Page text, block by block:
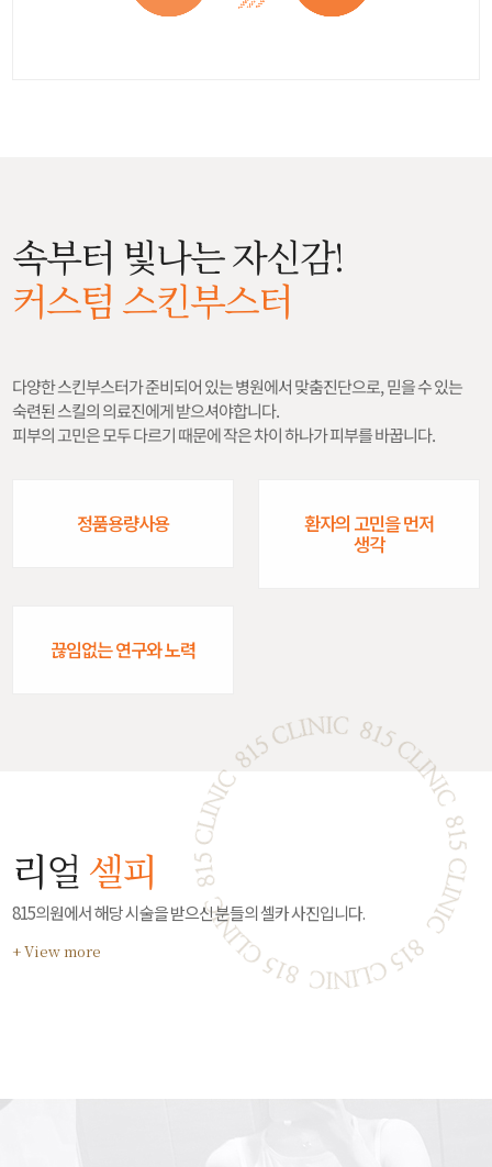
속부터 빛나는 자신감!
커스텀 스킨부스터
다양한 스킨부스터가 준비되어 있는 병원에서 맞춤진단으로, 믿을 수 있는
숙련된 스킬의 의료진에게 받으셔야합니다.
피부의 고민은 모두 다르기 때문에 작은 차이 하나가 피부를 바꿉니다.
정품용량사용 환자의 고민을 먼저
생각
끊임없는 연구와 노력
리얼 셀피
815의원에서 해당 시술을 받으신 분들의 셀카 사진입니다.
+ View more